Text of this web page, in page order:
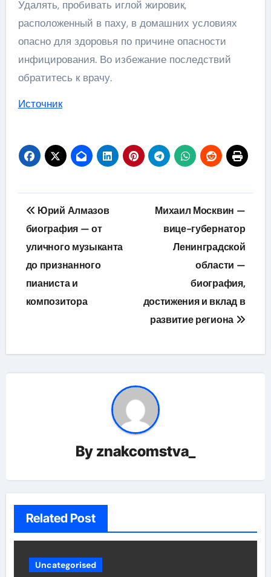
Удалять, пробивать иглой жировик,
расположенный в паху, в домашних условиях
опасно для здоровья по причине опасности
инфицирования. Во избежание последствий
обратитесь к врачу.
Источник
Навигация
по
записям
Юрий Алмазов
биография — от
уличного музыканта
до признанного
пианиста и
композитора
Михаил Москвин —
вице-губернатор
Ленинградской
области —
биография,
достижения и вклад в
развитие региона
By znakcomstva_
Related Post
Uncategorised